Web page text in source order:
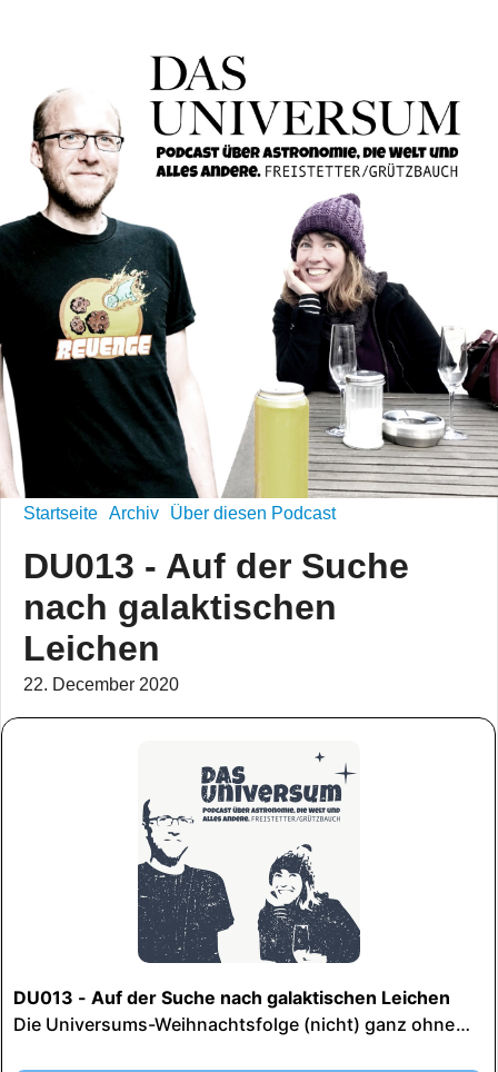
Startseite Archiv Über diesen Podcast
DU013 - Auf der Suche
nach galaktischen
Leichen
22. December 2020